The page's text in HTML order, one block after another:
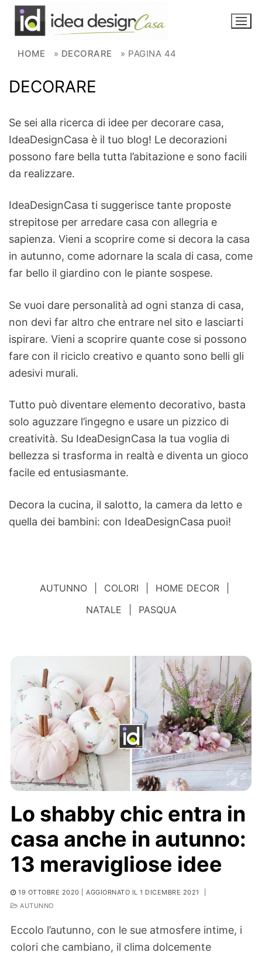
Skip to content
NOVITÀ
AMBIENTI
FAI DA TE
PIANTE
Search for:
HOME » DECORARE » PAGINA 44
DECORARE
Se sei alla ricerca di idee per decorare casa,
IdeaDesignCasa è il tuo blog! Le decorazioni
possono fare bella tutta l’abitazione e sono facili
da realizzare.
IdeaDesignCasa ti suggerisce tante proposte
strepitose per arredare casa con allegria e
sapienza. Vieni a scoprire come si decora la casa
in autunno, come adornare la scala di casa, come
far bello il giardino con le piante sospese.
Se vuoi dare personalità ad ogni stanza di casa,
non devi far altro che entrare nel sito e lasciarti
ispirare. Vieni a scoprire quante cose si possono
fare con il riciclo creativo e quanto sono belli gli
adesivi murali.
Tutto può diventare elemento decorativo, basta
solo aguzzare l’ingegno e usare un pizzico di
creatività. Su IdeaDesignCasa la tua voglia di
bellezza si trasforma in realtà e diventa un gioco
facile ed entusiasmante.
Decora la cucina, il salotto, la camera da letto e
quella dei bambini: con IdeaDesignCasa puoi!
AUTUNNO COLORI HOME DECOR
NATALE
PASQUA
Lo shabby chic entra in
casa anche in autunno:
13 meravigliose idee
19 OTTOBRE 2020 | AGGIORNATO IL 1 DICEMBRE 2021
AUTUNNO
Eccolo l’autunno, con le sue atmosfere intime, i
colori che cambiano, il clima dolcemente